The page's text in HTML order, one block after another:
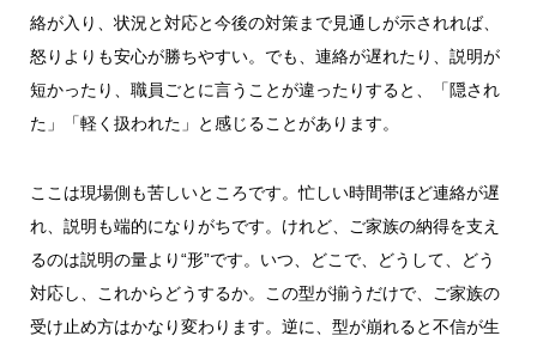
絡が入り、状況と対応と今後の対策まで見通しが示されれば、
怒りよりも安心が勝ちやすい。でも、連絡が遅れたり、説明が
短かったり、職員ごとに言うことが違ったりすると、「隠され
た」「軽く扱われた」と感じることがあります。
ここは現場側も苦しいところです。忙しい時間帯ほど連絡が遅
れ、説明も端的になりがちです。けれど、ご家族の納得を支え
るのは説明の量より“形”です。いつ、どこで、どうして、どう
対応し、これからどうするか。この型が揃うだけで、ご家族の
受け止め方はかなり変わります。逆に、型が崩れると不信が生